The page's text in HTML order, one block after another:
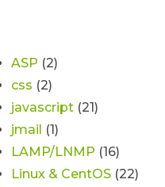
ASP (2)
css (2)
javascript (21)
jmail (1)
LAMP/LNMP (16)
Linux & CentOS (22)